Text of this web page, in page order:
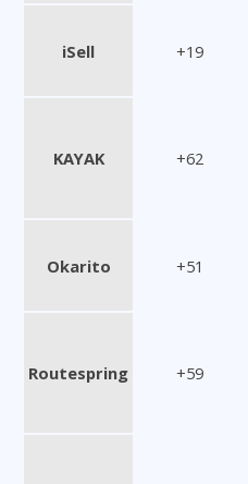
iSell +19
KAYAK +62
Okarito +51
Routespring +59